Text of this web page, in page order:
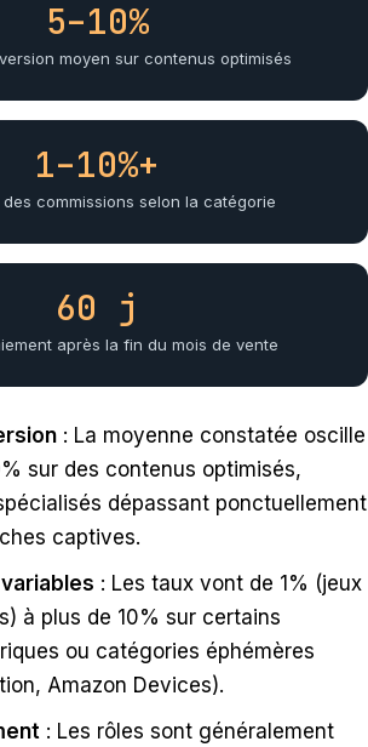
5–10%
moyen sur contenus optimisés
1–10%+
commissions selon la catégorie
60 j
après la fin du mois de vente
: La moyenne constatée oscille
sur des contenus optimisés,
dépassant ponctuellement
captives.
: Les taux vont de 1% (jeux
à plus de 10% sur certains
ou catégories éphémères
Amazon Devices).
: Les rôles sont généralement